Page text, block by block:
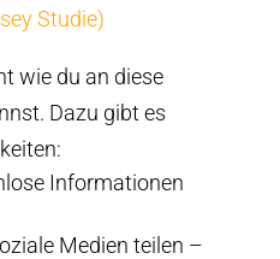
Studie)
wie du an diese
Dazu gibt es
Informationen
Medien teilen –